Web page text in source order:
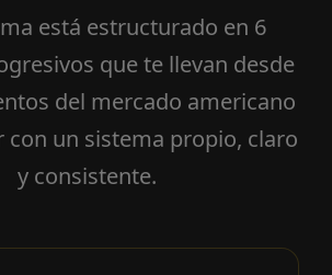
está estructurado en 6
que te llevan desde
del mercado americano
con un sistema propio, claro
y consistente.